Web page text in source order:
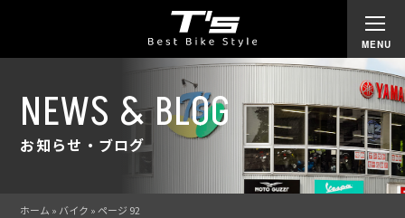
NEWS & BLOG
お知らせ・ブログ
ホーム » バイク »ページ 92